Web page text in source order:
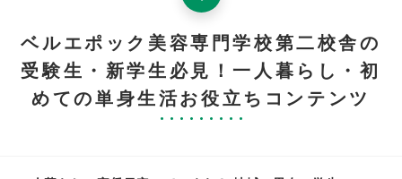
ベルエポック美容専門学校第二校舎の
受験生・新学生必見！一人暮らし・初
めての単身生活お役立ちコンテンツ